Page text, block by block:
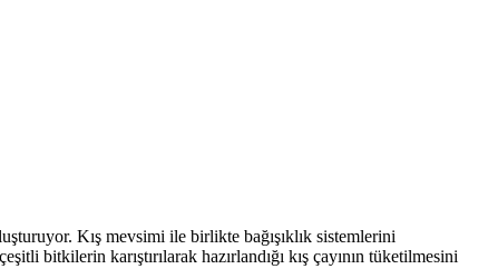
Kış mevsimi ile birlikte bağışıklık sistemlerini
bitkilerin karıştırılarak hazırlandığı kış çayının tüketilmesini